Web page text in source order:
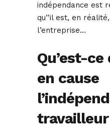
indépendance est
qu’’il est, en
l’entreprise…
Qu’est-
en cause